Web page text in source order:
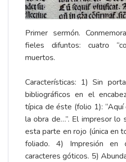
Primer sermón.
fieles difuntos: cuatro
muertos.
Características: 1) Sin
bibliográficos en el
típica de éste (folio 1): “Aquí
la obra de…”. El impresor lo
esta parte en rojo (única en
foliado. 4) Impresión en
caracteres góticos. 5)